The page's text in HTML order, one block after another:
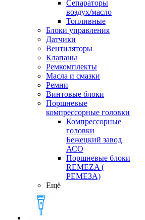
Сепараторы
воздух/масло
Топливные
Блоки управления
Датчики
Вентиляторы
Клапаны
Ремкомплекты
Масла и смазки
Ремни
Винтовые блоки
Поршневые
компрессорные головки
Компрессорные
головки
Бежецкий завод
АСО
Поршневые блоки
REMEZA (
РЕМЕЗА)
Ещё